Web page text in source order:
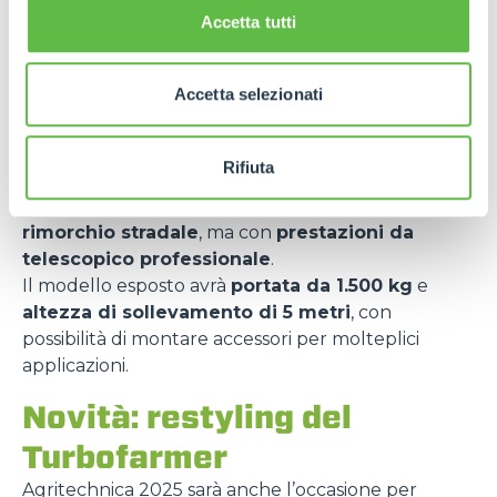
Accetta tutti
Accetta selezionati
Rifiuta
6.500 kg, perfetti per applicazioni agricole
Focus su HyperCompact
Grande attenzione sarà riservata alconcept
chi lavora in spazi ristretti – allevamenti, maneggi,
aziende con accessi stretti –trasportabile su
rimorchio stradale, ma con prestazioni da
telescopico professionale.
Il modello esposto avrà portata da 1.500 kg e
altezza di sollevamento di 5 metri, con
possibilità di montare accessori per molteplici
applicazioni.
Novità: restyling del
Turbofarmer
Agritechnica 2025 sarà anche l’occasione per